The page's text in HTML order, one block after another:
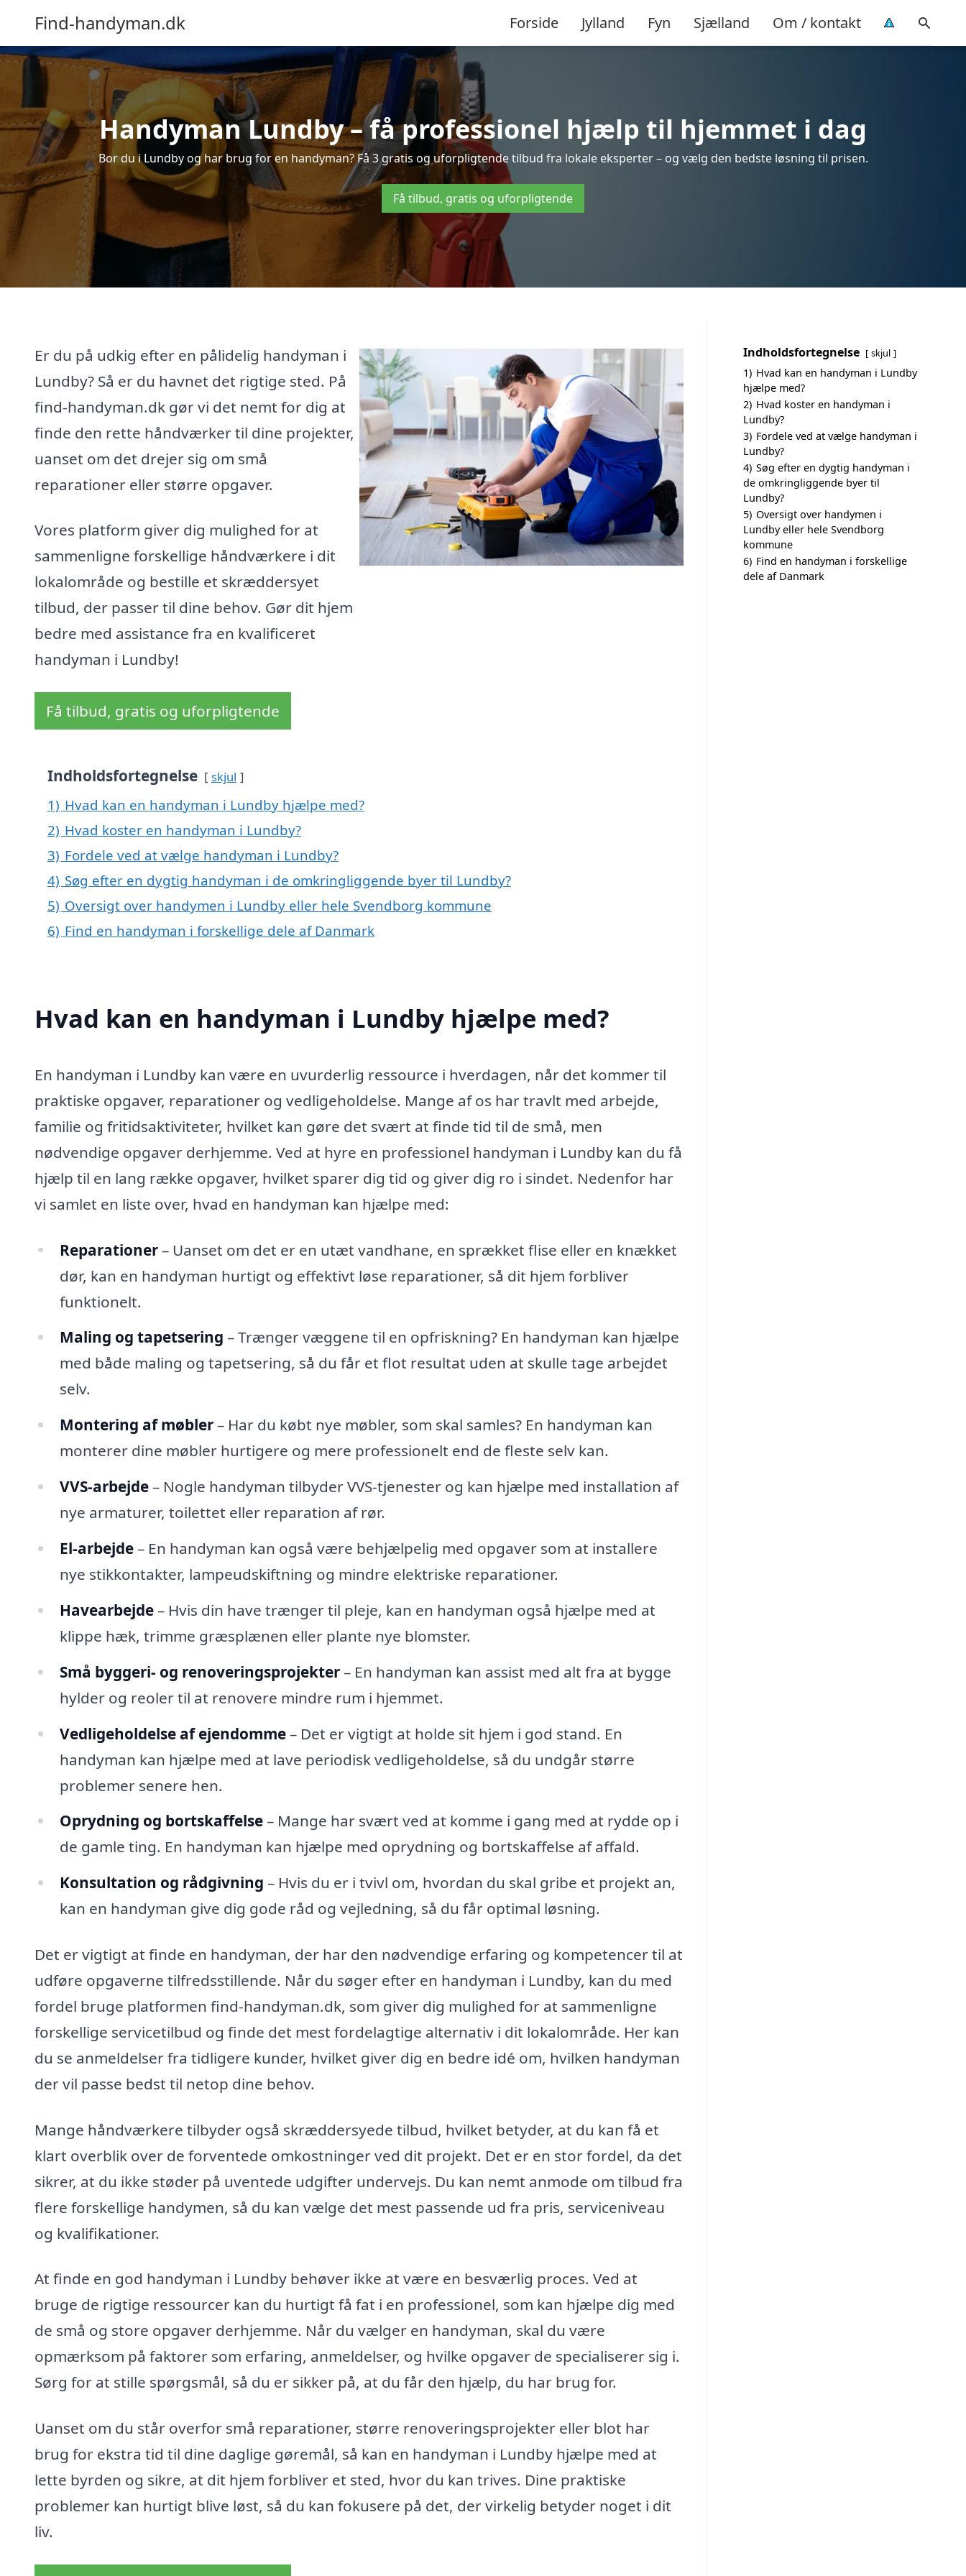
Find-handyman.dk Forside Jylland Fyn Sjælland Om / kontakt
Handyman Lundby – få professionel hjælp til hjemmet i dag
Bor du i Lundby og har brug for en handyman? Få 3 gratis og uforpligtende tilbud fra lokale eksperter – og vælg den bedste løsning til prisen.
Få tilbud, gratis og uforpligtende
Er du på udkig efter en pålidelig handyman i
Lundby? Så er du havnet det rigtige sted. På
find-handyman.dk gør vi det nemt for dig at
finde den rette håndværker til dine projekter,
uanset om det drejer sig om små
reparationer eller større opgaver.
Vores platform giver dig mulighed for at
sammenligne forskellige håndværkere i dit
lokalområde og bestille et skræddersyet
tilbud, der passer til dine behov. Gør dit hjem
bedre med assistance fra en kvalificeret
handyman i Lundby!
Få tilbud, gratis og uforpligtende
Indholdsfortegnelse skjul
1) Hvad kan en handyman i Lundby hjælpe med?
2) Hvad koster en handyman i Lundby?
3) Fordele ved at vælge handyman i Lundby?
4) Søg efter en dygtig handyman i de omkringliggende byer til Lundby?
5) Oversigt over handymen i Lundby eller hele Svendborg kommune
6) Find en handyman i forskellige dele af Danmark
Hvad kan en handyman i Lundby hjælpe med?
En handyman i Lundby kan være en uvurderlig ressource i hverdagen, når det kommer til
praktiske opgaver, reparationer og vedligeholdelse. Mange af os har travlt med arbejde,
familie og fritidsaktiviteter, hvilket kan gøre det svært at finde tid til de små, men
nødvendige opgaver derhjemme. Ved at hyre en professionel handyman i Lundby kan du få
hjælp til en lang række opgaver, hvilket sparer dig tid og giver dig ro i sindet. Nedenfor har
vi samlet en liste over, hvad en handyman kan hjælpe med:
Reparationer– Uanset om det er en utæt vandhane, en sprækket flise eller en knækket
dør, kan en handyman hurtigt og effektivt løse reparationer, så dit hjem forbliver
funktionelt.
Maling og tapetsering – Trænger væggene til en opfriskning? En handyman kan hjælpe
med både maling og tapetsering, så du får et flot resultat uden at skulle tage arbejdet
selv.
Montering af møbler– Har du købt nye møbler, som skal samles? En handyman kan
monterer dine møbler hurtigere og mere professionelt end de fleste selv kan.
VVS-arbejde– Nogle handyman tilbyder VVS-tjenester og kan hjælpe med installation af
nye armaturer, toilettet eller reparation af rør.
El-arbejde– En handyman kan også være behjælpelig med opgaver som at installere
nye stikkontakter, lampeudskiftning og mindre elektriske reparationer.
Havearbejde– Hvis din have trænger til pleje, kan en handyman også hjælpe med at
klippe hæk, trimme græsplænen eller plante nye blomster.
Små byggeri- og renoveringsprojekter– En handyman kan assist med alt fra at bygge
hylder og reoler til at renovere mindre rum i hjemmet.
Vedligeholdelse af ejendomme– Det er vigtigt at holde sit hjem i god stand. En
handyman kan hjælpe med at lave periodisk vedligeholdelse, så du undgår større
problemer senere hen.
Oprydning og bortskaffelse– Mange har svært ved at komme i gang med at rydde op i
de gamle ting. En handyman kan hjælpe med oprydning og bortskaffelse af affald.
Konsultation og rådgivning – Hvis du er i tvivl om, hvordan du skal gribe et projekt an,
kan en handyman give dig gode råd og vejledning, så du får optimal løsning.
Det er vigtigt at finde en handyman, der har den nødvendige erfaring og kompetencer til at
udføre opgaverne tilfredsstillende. Når du søger efter en handyman i Lundby, kan du med
fordel bruge platformen find-handyman.dk, som giver dig mulighed for at sammenligne
forskellige servicetilbud og finde det mest fordelagtige alternativ i dit lokalområde. Her kan
du se anmeldelser fra tidligere kunder, hvilket giver dig en bedre idé om, hvilken handyman
der vil passe bedst til netop dine behov.
Mange håndværkere tilbyder også skræddersyede tilbud, hvilket betyder, at du kan få et
klart overblik over de forventede omkostninger ved dit projekt. Det er en stor fordel, da det
sikrer, at du ikke støder på uventede udgifter undervejs. Du kan nemt anmode om tilbud fra
flere forskellige handymen, så du kan vælge det mest passende ud fra pris, serviceniveau
og kvalifikationer.
At finde en god handyman i Lundby behøver ikke at være en besværlig proces. Ved at
bruge de rigtige ressourcer kan du hurtigt få fat i en professionel, som kan hjælpe dig med
de små og store opgaver derhjemme. Når du vælger en handyman, skal du være
opmærksom på faktorer som erfaring, anmeldelser, og hvilke opgaver de specialiserer sig i.
Sørg for at stille spørgsmål, så du er sikker på, at du får den hjælp, du har brug for.
Uanset om du står overfor små reparationer, større renoveringsprojekter eller blot har
brug for ekstra tid til dine daglige gøremål, så kan en handyman i Lundby hjælpe med at
lette byrden og sikre, at dit hjem forbliver et sted, hvor du kan trives. Dine praktiske
problemer kan hurtigt blive løst, så du kan fokusere på det, der virkelig betyder noget i dit
liv.
Indholdsfortegnelse skjul
1) Hvad kan en handyman i Lundby
hjælpe med?
2) Hvad koster en handyman i
Lundby?
3) Fordele ved at vælge handyman i
Lundby?
4) Søg efter en dygtig handyman i
de omkringliggende byer til
Lundby?
5) Oversigt over handymen i
Lundby eller hele Svendborg
kommune
6) Find en handyman i forskellige
dele af Danmark